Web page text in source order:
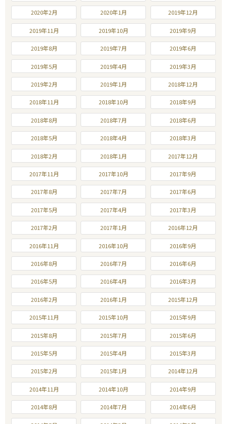
2020年2月 2020年1月 2019年12月
2019年11月 2019年10月 2019年9月
2019年8月 2019年7月 2019年6月
2019年5月 2019年4月 2019年3月
2019年2月 2019年1月 2018年12月
2018年11月 2018年10月 2018年9月
2018年8月 2018年7月 2018年6月
2018年5月 2018年4月 2018年3月
2018年2月 2018年1月 2017年12月
2017年11月 2017年10月 2017年9月
2017年8月 2017年7月 2017年6月
2017年5月 2017年4月 2017年3月
2017年2月 2017年1月 2016年12月
2016年11月 2016年10月 2016年9月
2016年8月 2016年7月 2016年6月
2016年5月 2016年4月 2016年3月
2016年2月 2016年1月 2015年12月
2015年11月 2015年10月 2015年9月
2015年8月 2015年7月 2015年6月
2015年5月 2015年4月 2015年3月
2015年2月 2015年1月 2014年12月
2014年11月 2014年10月 2014年9月
2014年8月 2014年7月 2014年6月